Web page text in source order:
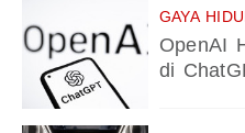
GAYA
OpenAI
di